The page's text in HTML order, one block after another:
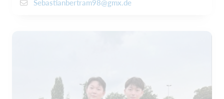
Sebastianbertram98@gmx.de